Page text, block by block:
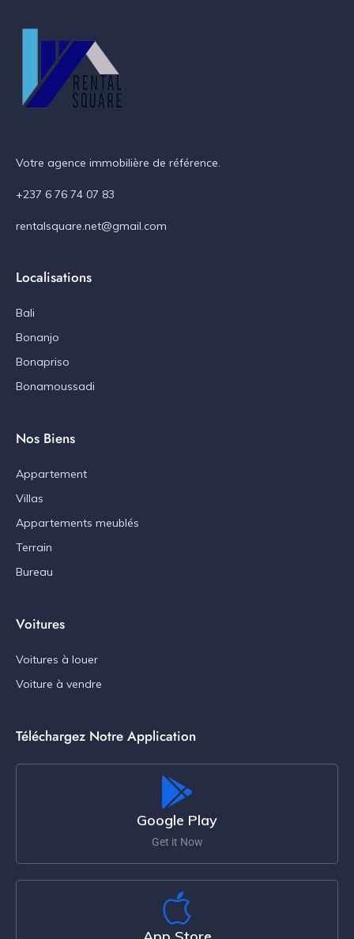
Votre agence immobilière de référence.
+237 6 76 74 07 83
rentalsquare.net@gmail.com
Localisations
Bali
Bonanjo
Bonapriso
Bonamoussadi
Nos Biens
Appartement
Villas
Appartements meublés
Terrain
Bureau
Voitures
Voitures à louer
Voiture à vendre
Téléchargez Notre Application
Google Play
Get it Now